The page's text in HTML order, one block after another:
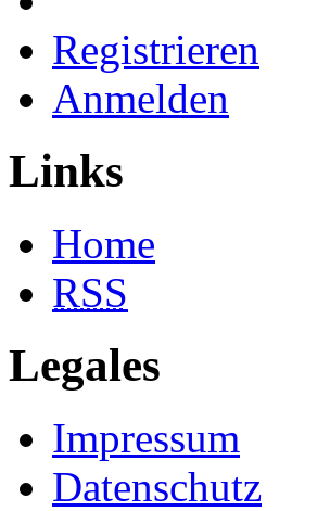
Registrieren
Anmelden
Links
Home
RSS
Legales
Impressum
Datenschutz